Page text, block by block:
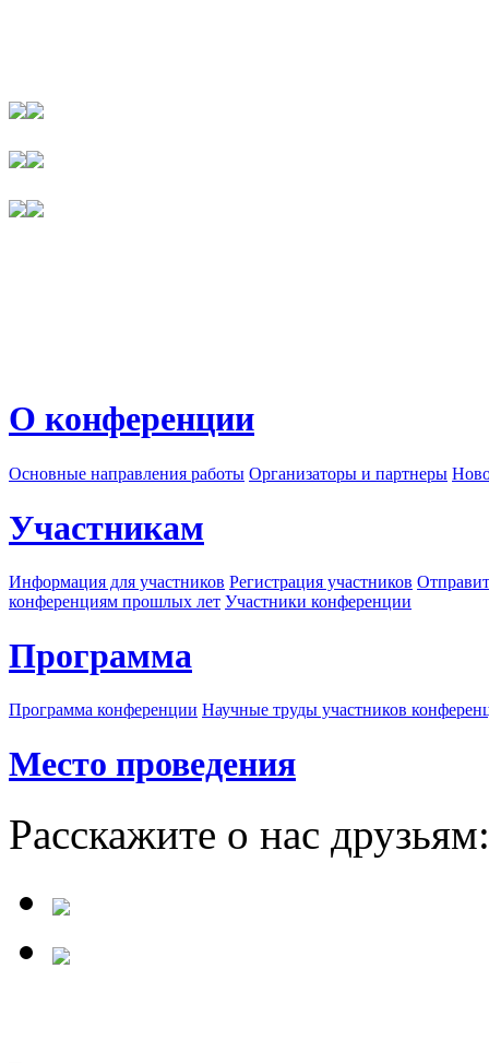
О конференции
Основные направления работы Организаторы и партнеры
Участникам
Информация для участников Регистрация участников
конференциям прошлых лет Участники конференции
Программа
Программа конференции Научные труды участников
Место проведения
Расскажите о нас друзьям: